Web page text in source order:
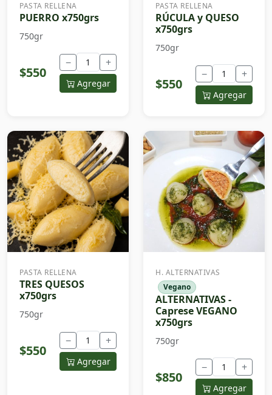
PASTA RELLENA
PUERRO x750grs
750gr
$550
− +
Agregar
PASTA RELLENA
RÚCULA y QUESO
x750grs
750gr
$550
− +
Agregar
PASTA RELLENA
TRES QUESOS
x750grs
750gr
$550
− +
Agregar
H. ALTERNATIVAS
Vegano
ALTERNATIVAS -
Caprese VEGANO
x750grs
750gr
$850
− +
Agregar